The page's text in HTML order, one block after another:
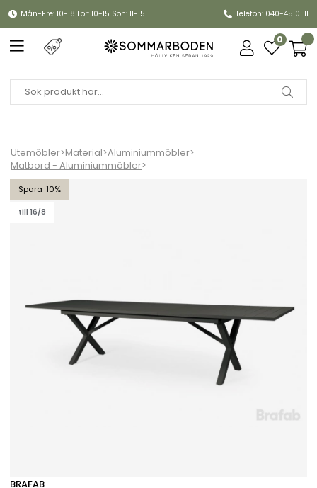
Mån-Fre: 10-18 Lör: 10-15 Sön: 11-15 Telefon: 040-45 01 11
0
Utemöbler>Material>Aluminiummöbler>
Matbord - Aluminiummöbler>
10
till 16/8
Hillmond bord förlängningsbart 240-310x100 H73 cm - matt
BRAFAB